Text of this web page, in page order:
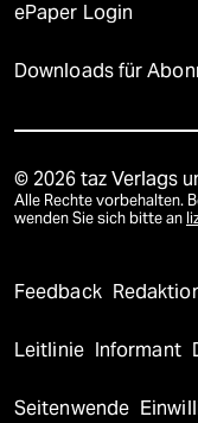
ePaper Login
Downloads für
© 2026 taz Verlags
Alle Rechte vorbehalten.
wenden Sie sich bitte an
Feedback
Leitlinie Informant
Seitenwende